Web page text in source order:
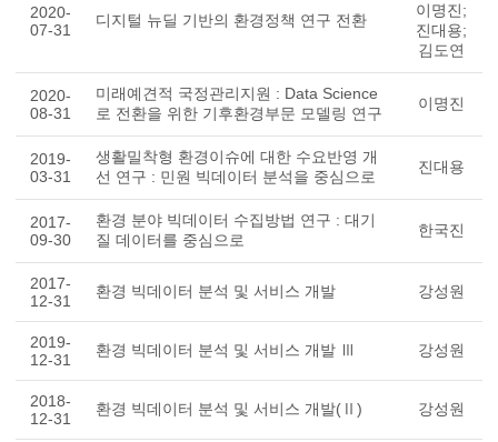
2020-
07-31
디지털 뉴딜 기반의 환경정책 연구 전환
이명진;
진대용;
김도연
2020-
08-31
미래예견적 국정관리지원 : Data Science
로 전환을 위한 기후환경부문 모델링 연구
이명진
2019-
03-31
생활밀착형 환경이슈에 대한 수요반영 개
선 연구 : 민원 빅데이터 분석을 중심으로
진대용
2017-
09-30
환경 분야 빅데이터 수집방법 연구 : 대기
질 데이터를 중심으로
한국진
2017-
12-31
환경 빅데이터 분석 및 서비스 개발 강성원
2019-
12-31
환경 빅데이터 분석 및 서비스 개발 Ⅲ 강성원
2018-
12-31
환경 빅데이터 분석 및 서비스 개발(Ⅱ) 강성원